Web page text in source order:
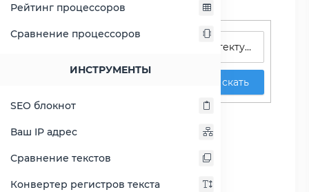
Рейтинг процессоров
Сравнение процессоров
ИНСТРУМЕНТЫ
SEO блокнот
Ваш IP адрес
Сравнение текстов
Конвертер регистров текста
Искать
Xeon Gold 5218
Основная информация